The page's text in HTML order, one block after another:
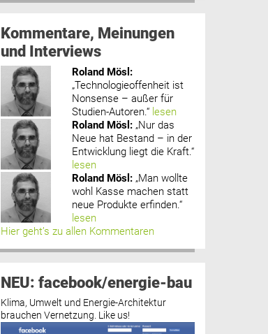
Kommentare, Meinungen
und Interviews
Roland Mösl :
„Technologieoffenheit ist
Nonsense – außer für
Studien-Autoren.“ lesen
Roland Mösl : „Nur das
Neue hat Bestand – in der
Entwicklung liegt die Kraft.“
lesen
Roland Mösl : „Man wollte
wohl Kasse machen statt
neue Produkte erfinden.“
lesen
Hier geht’s zu allen Kommentaren
NEU: facebook/energie-bau
Klima, Umwelt und Energie-Architektur
brauchen Vernetzung. Like us!